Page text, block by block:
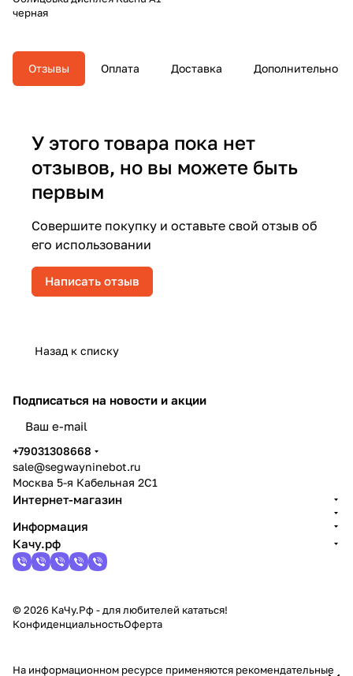
черная
Отзывы Оплата Доставка Дополнительно
У этого товара пока нет
отзывов, но вы можете быть
первым
Совершите покупку и оставьте свой отзыв об
его использовании
Написать отзыв
Назад к списку
Подписаться на новости и акции
+79031308668
sale@segwayninebot.ru
Москва 5-я Кабельная 2С1
Интернет-магазин
Информация
Качу.рф
© 2026 КаЧу.Рф - для любителей кататься!
КонфиденциальностьОферта
На информационном ресурсе применяются рекомендательные